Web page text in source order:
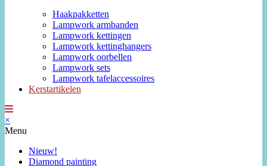
Haakpakketten
Lampwork armbanden
Lampwork kettingen
Lampwork kettinghangers
Lampwork oorbellen
Lampwork sets
Lampwork tafelaccessoires
Kerstartikelen
×
Menu
Nieuw!
Diamond painting